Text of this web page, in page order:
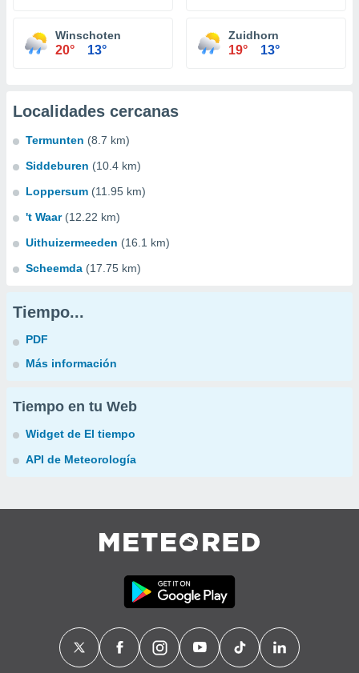
Winschoten
20° 13°
Zuidhorn
19° 13°
Localidades cercanas
Termunten (8.7 km)
Siddeburen (10.4 km)
Loppersum (11.95 km)
't Waar (12.22 km)
Uithuizermeeden (16.1 km)
Scheemda (17.75 km)
Tiempo...
PDF
Más información
Tiempo en tu Web
Widget de El tiempo
API de Meteorología